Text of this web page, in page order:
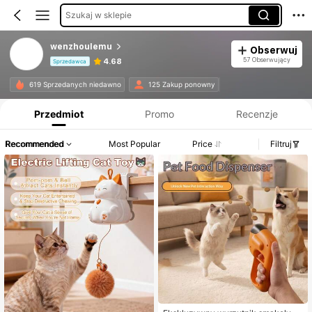
Szukaj w sklepie
wenzhoulemu
Sprzedawca 4.68
Obserwuj
57 Obserwujący
619 Sprzedanych niedawno 125 Zakup ponowny
Przedmiot Promo Recenzje
Recommended Most Popular Price Filtruj